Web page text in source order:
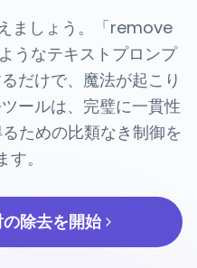
ましょう。「remove
なテキストプロンプ
だけで、魔法が起こり
ールは、完璧に一貫性
ための比類なき制御を
。
除去を開始